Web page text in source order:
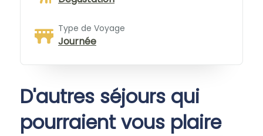
Type de Voyage
Journée
D'autres séjours qui
pourraient vous plaire